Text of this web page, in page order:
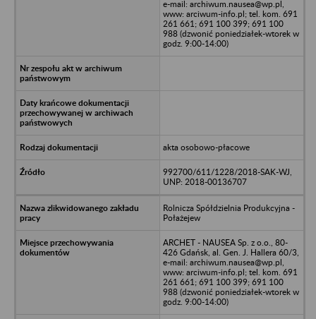
e-mail: archiwum.nausea@wp.pl,
www: arciwum-info.pl; tel. kom. 691
261 661; 691 100 399; 691 100
988 (dzwonić poniedziałek-wtorek w
godz. 9:00-14:00)
akta osobowo-płacowe
992700/611/1228/2018-SAK-WJ,
UNP: 2018-00136707
Rolnicza Spółdzielnia Produkcyjna -
Połażejew
ARCHET - NAUSEA Sp. z o.o., 80-
426 Gdańsk, al. Gen. J. Hallera 60/3,
e-mail: archiwum.nausea@wp.pl,
www: arciwum-info.pl; tel. kom. 691
261 661; 691 100 399; 691 100
988 (dzwonić poniedziałek-wtorek w
godz. 9:00-14:00)